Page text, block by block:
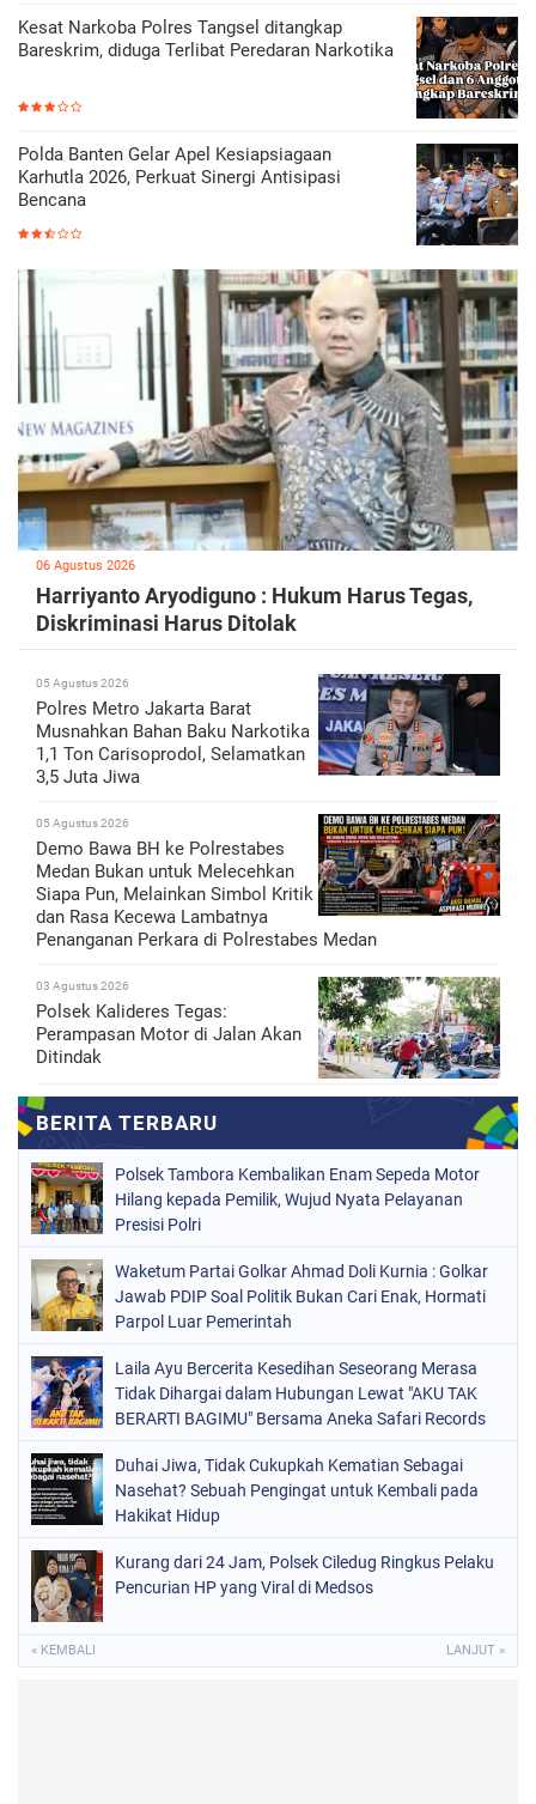
Kesat Narkoba Polres Tangsel ditangkap
Bareskrim, diduga Terlibat Peredaran Narkotika
Polda Banten Gelar Apel Kesiapsiagaan
Karhutla 2026, Perkuat Sinergi Antisipasi
Bencana
06 Agustus 2026
Harriyanto Aryodiguno : Hukum Harus Tegas,
Diskriminasi Harus Ditolak
05 Agustus 2026
Polres Metro Jakarta Barat
Musnahkan Bahan Baku Narkotika
1,1 Ton Carisoprodol, Selamatkan
3,5 Juta Jiwa
05 Agustus 2026
Demo Bawa BH ke Polrestabes
Medan Bukan untuk Melecehkan
Siapa Pun, Melainkan Simbol Kritik
dan Rasa Kecewa Lambatnya
Penanganan Perkara di Polrestabes Medan
03 Agustus 2026
Polsek Kalideres Tegas:
Perampasan Motor di Jalan Akan
Ditindak
Polsek Tambora Kembalikan Enam Sepeda Motor
Hilang kepada Pemilik, Wujud Nyata Pelayanan
Presisi Polri
Waketum Partai Golkar Ahmad Doli Kurnia : Golkar
Jawab PDIP Soal Politik Bukan Cari Enak, Hormati
Parpol Luar Pemerintah
Laila Ayu Bercerita Kesedihan Seseorang Merasa
Tidak Dihargai dalam Hubungan Lewat "AKU TAK
BERARTI BAGIMU" Bersama Aneka Safari Records
Duhai Jiwa, Tidak Cukupkah Kematian Sebagai
Nasehat? Sebuah Pengingat untuk Kembali pada
Hakikat Hidup
Kurang dari 24 Jam, Polsek Ciledug Ringkus Pelaku
Pencurian HP yang Viral di Medsos
« KEMBALI LANJUT »